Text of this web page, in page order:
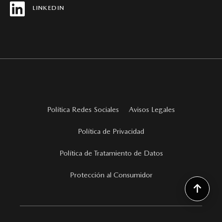
LINKEDIN
Política Redes Sociales Avisos Legales
Política de Privacidad
Política de Tratamiento de Datos
Protección al Consumidor